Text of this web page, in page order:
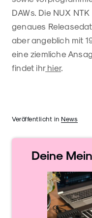
DAWs. Die NUX
genaues
aber angeblich mit
eine ziemliche
findet ihrhier.
Veröffentlicht in News
Deine